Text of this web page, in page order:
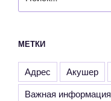
МЕТКИ
Адрес Акушер
Важная информация